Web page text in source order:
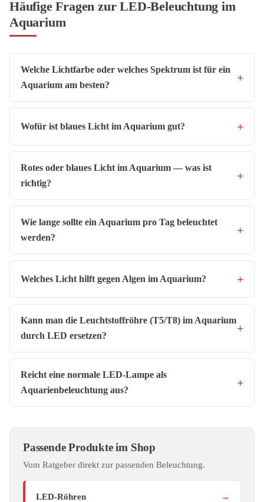
Häufige Fragen zur LED-Beleuchtung im
Aquarium
Welche Lichtfarbe oder welches Spektrum ist für ein
Aquarium am besten?
Wofür ist blaues Licht im Aquarium gut?
Rotes oder blaues Licht im Aquarium — was ist
richtig?
Wie lange sollte ein Aquarium pro Tag beleuchtet
werden?
Welches Licht hilft gegen Algen im Aquarium?
Kann man die Leuchtstoffröhre (T5/T8) im Aquarium
durch LED ersetzen?
Reicht eine normale LED-Lampe als
Aquarienbeleuchtung aus?
Passende Produkte im Shop
Vom Ratgeber direkt zur passenden Beleuchtung.
LED-Röhren →